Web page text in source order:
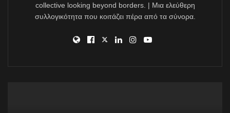
– Altın Kitaplar Yayınevi
Gece Yarısı Kütüphanesi – Matt Haig – Domingo
collective looking beyond borders. | Μια ελεύθερη
συλλογικότητα που κοιτάζει πέρα από τα σύνορα.